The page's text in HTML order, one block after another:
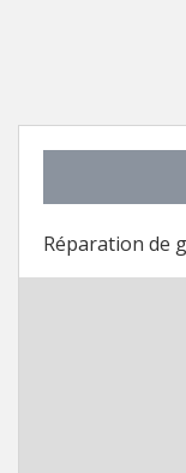
Réparation de